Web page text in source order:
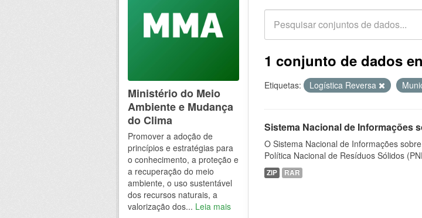
1 conjunto de dados
Etiquetas: Logística Reversa
Sistema Nacional de Informações
O Sistema Nacional de Informações
Política Nacional de Resíduos Sólidos
ZIP RAR
Ministério do Meio
Ambiente e Mudança
do Clima
Promover a adoção de
princípios e estratégias para
o conhecimento, a proteção e
a recuperação do meio
ambiente, o uso sustentável
dos recursos naturais, a
valorização dos... Leia mais